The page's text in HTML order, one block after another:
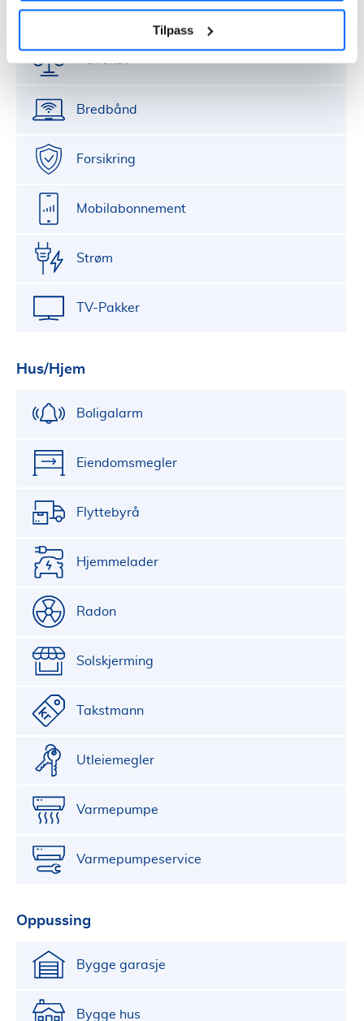
Tilpass
Privatøkonomi
Bredbånd
Forsikring
Mobilabonnement
Strøm
TV-Pakker
Hus/Hjem
Boligalarm
Eiendomsmegler
Flyttebyrå
Hjemmelader
Radon
Solskjerming
Takstmann
Utleiemegler
Varmepumpe
Varmepumpeservice
Oppussing
Bygge garasje
Bygge hus